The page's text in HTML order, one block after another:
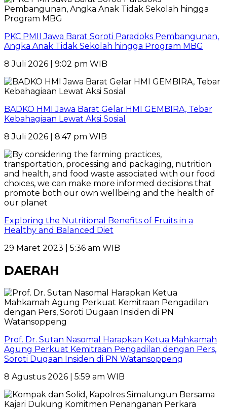
PKC PMII Jawa Barat Soroti Paradoks Pembangunan,
Angka Anak Tidak Sekolah hingga Program MBG
8 Juli 2026 | 9:02 pm WIB
BADKO HMI Jawa Barat Gelar HMI GEMBIRA, Tebar
Kebahagiaan Lewat Aksi Sosial
8 Juli 2026 | 8:47 pm WIB
Exploring the Nutritional Benefits of Fruits in a
Healthy and Balanced Diet
29 Maret 2023 | 5:36 am WIB
DAERAH
Prof. Dr. Sutan Nasomal Harapkan Ketua Mahkamah
Agung Perkuat Kemitraan Pengadilan dengan Pers,
Soroti Dugaan Insiden di PN Watansoppeng
8 Agustus 2026 | 5:59 am WIB